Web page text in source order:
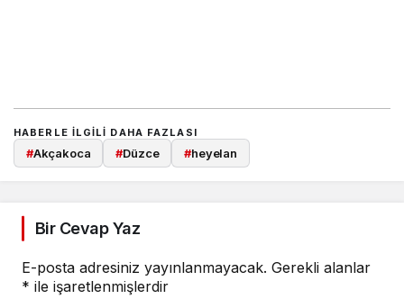
HABERLE ILGILI DAHA FAZLASI
#Akçakoca #Düzce #heyelan
Bir Cevap Yaz
E-posta adresiniz yayınlanmayacak. Gerekli alanlar
* ile işaretlenmişlerdir